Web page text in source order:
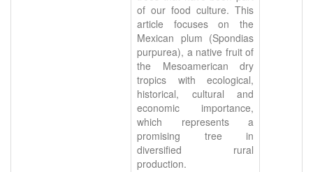
of our food culture. This
article focuses on the
Mexican plum (Spondias
purpurea), a native fruit of
the Mesoamerican dry
tropics with ecological,
historical, cultural and
economic importance,
which represents a
promising tree in
diversified rural
production.